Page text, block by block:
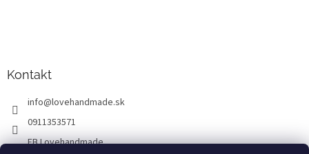
Kontakt
info@lovehandmade.sk
0911353571
FB Lovehandmade